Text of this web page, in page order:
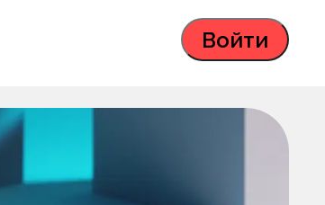
Войти